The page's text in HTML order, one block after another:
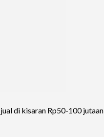
di kisaran Rp50-100 jutaan